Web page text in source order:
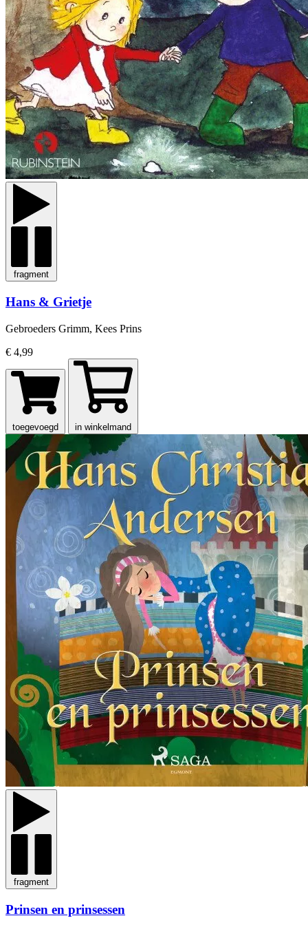
fragment
Hans & Grietje
Gebroeders Grimm, Kees Prins
€ 4,99
toegevoegd in winkelmand
fragment
Prinsen en prinsessen